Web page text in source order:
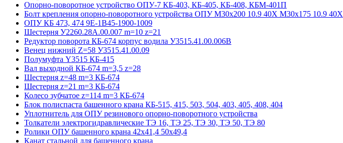
Опорно-поворотное устройство ОПУ-7 КБ-403, КБ-405, КБ-408, КБМ-401П
Болт крепления опорно-поворотного устройства ОПУ М30х200 10.9 40Х М30х175 10.9 40Х
ОПУ КБ 473, 474 9E-1B45-1900-1009
Шестерня У2260.28А.00.007 m=10 z=21
Редуктор поворота КБ-674 корпус водила У3515.41.00.006В
Венец нижний Z=58 У3515.41.00.09
Полумуфта Y3515 КБ-415
Вал выходной КБ-674 m=3,5 z=28
Шестерня z=48 m=3 КБ-674
Шестерня z=21 m=3 КБ-674
Колесо зубчатое z=114 m=3 КБ-674
Блок полиспаста башенного крана КБ-515, 415, 503, 504, 403, 405, 408, 404
Уплотнитель для ОПУ резинового опорно-поворотного устройства
Толкатели электрогидравлические ТЭ 16, ТЭ 25, ТЭ 30, ТЭ 50, ТЭ 80
Ролики ОПУ башенного крана 42х41,4 50х49,4
Канат стальной для башенного крана